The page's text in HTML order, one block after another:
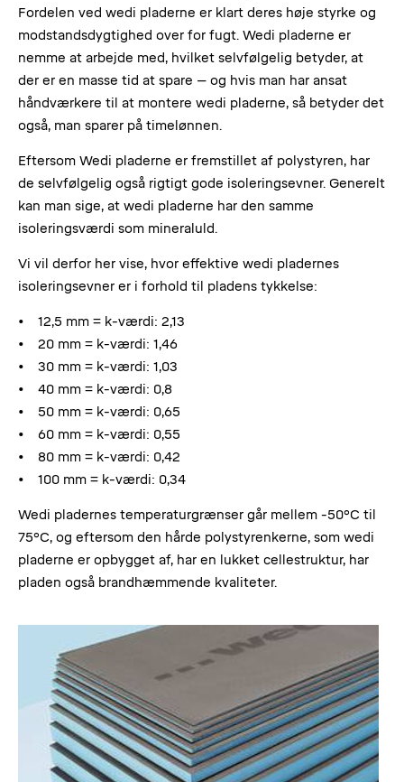
Fordelen ved wedi pladerne er klart deres høje styrke og
modstandsdygtighed over for fugt. Wedi pladerne er
nemme at arbejde med, hvilket selvfølgelig betyder, at
der er en masse tid at spare – og hvis man har ansat
håndværkere til at montere wedi pladerne, så betyder det
også, man sparer på timelønnen.
Eftersom Wedi pladerne er fremstillet af polystyren, har
de selvfølgelig også rigtigt gode isoleringsevner. Generelt
kan man sige, at wedi pladerne har den samme
isoleringsværdi som mineraluld.
Vi vil derfor her vise, hvor effektive wedi pladernes
isoleringsevner er i forhold til pladens tykkelse:
12,5 mm = k-værdi: 2,13
20 mm = k-værdi: 1,46
30 mm = k-værdi: 1,03
40 mm = k-værdi: 0,8
50 mm = k-værdi: 0,65
60 mm = k-værdi: 0,55
80 mm = k-værdi: 0,42
100 mm = k-værdi: 0,34
Wedi pladernes temperaturgrænser går mellem -50°C til
75°C, og eftersom den hårde polystyrenkerne, som wedi
pladerne er opbygget af, har en lukket cellestruktur, har
pladen også brandhæmmende kvaliteter.